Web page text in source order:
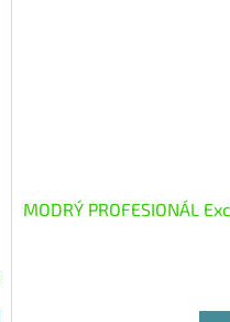
MODRÝ PROFESIONÁL